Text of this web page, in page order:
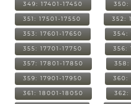
349: 17401-17450 350:
351: 17501-17550 352:
353: 17601-17650 354:
355: 17701-17750 356:
357: 17801-17850 358:
359: 17901-17950 360:
361: 18001-18050 362: